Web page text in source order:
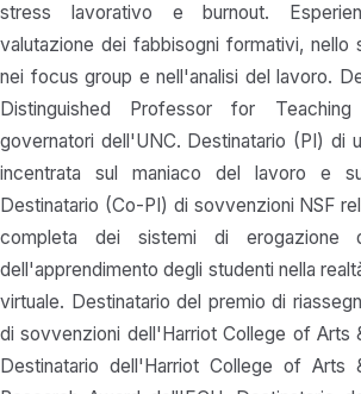
stress lavorativo e burnout.
valutazione dei fabbisogni formativi, nello
nei focus group e nell'analisi del lavoro.
Distinguished Professor for
governatori dell'UNC. Destinatario (PI) di
incentrata sul maniaco del lavoro e
Destinatario (Co-PI) di sovvenzioni NSF
completa dei sistemi di
dell'apprendimento degli studenti nella
virtuale. Destinatario del premio di
di sovvenzioni dell'Harriot College of Arts
Destinatario dell'Harriot College of Arts